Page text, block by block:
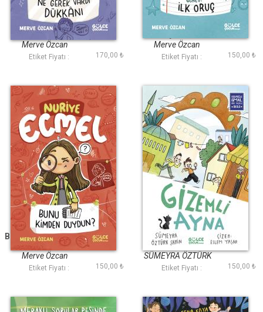
Ne Gerek Vardı
Dükkanı Ecmel 4
Merve Özcan
Etiket Fiyatı : 170,00 ₺
Görev İlk Oruç -
Merve Özcan
Etiket Fiyatı : 150,00 ₺
Bunu Kimden Duydun
- Nuriye Ecmel 3
Merve Özcan
Etiket Fiyatı : 150,00 ₺
Gizemli Ayna
SÜMEYRA ÖZTÜRK
ŞAHİN
Etiket Fiyatı : 150,00 ₺